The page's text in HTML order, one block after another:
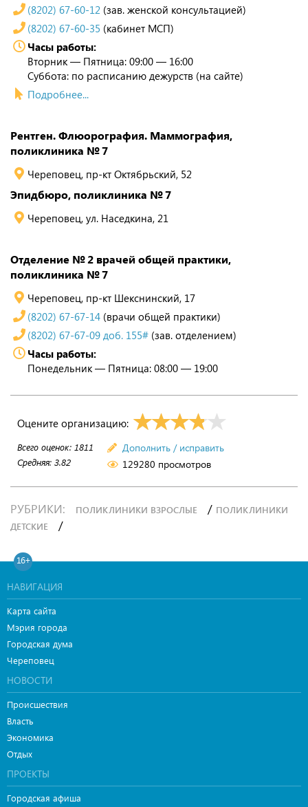
(8202) 67-60-12 (зав. женской консультацией)
(8202) 67-60-35 (кабинет МСП)
Часы работы:
Вторник — Пятница: 09:00 — 16:00
Суббота: по расписанию дежурств (на сайте)
Подробнее...
Рентген. Флюорография. Маммография,
поликлиника № 7
Череповец, пр-кт Октябрьский, 52
Эпидбюро, поликлиника № 7
Череповец, ул. Наседкина, 21
Отделение № 2 врачей общей практики,
поликлиника № 7
Череповец, пр-кт Шекснинский, 17
(8202) 67-67-14 (врачи общей практики)
(8202) 67-67-09 доб. 155# (зав. отделением)
Часы работы:
Понедельник — Пятница: 08:00 — 19:00
Оцените организацию:
Всего оценок: 1811
Средняя: 3.82
Дополнить / исправить
129280 просмотров
РУБРИКИ: ПОЛИКЛИНИКИ ВЗРОСЛЫЕ / ПОЛИКЛИНИКИ
ДЕТСКИЕ
/
16+
НАВИГАЦИЯ
Карта сайта
Мэрия города
Городская дума
Череповец
НОВОСТИ
Происшествия
Власть
Экономика
Отдых
ПРОЕКТЫ
Городская афиша